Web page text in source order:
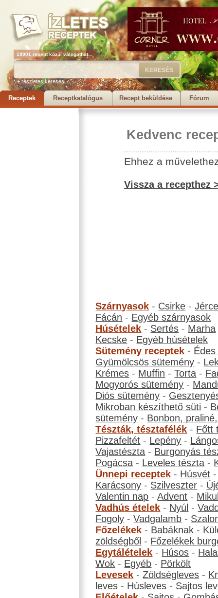
19901 recept közül válogathat...
+ részletes keresés...
Receptek Receptkatalógus Recept beküldése Fórum
Kedvenc
Ehhez a
Vissza a recepthez
Szárnyasok - Csirke -
Fácán - Egyéb szárnyasok
Húsételek - Sertés - Marha
Kecske - Egyéb húsételek
Sütemény receptek -
Gyümölcsös sütemény -
Krémes - Muffin -Torta -
Mogyorós sütemény -
Diós sütemény -
Mikroban készíthető süti -
sütemény - Bonbon,
Tészták, tésztafélék - Főtt
Pizzafeltét - Lepény -
Vajastészta - Burgonyás
Pogácsa - Leveles tészta -
Ünnepi receptek - Húsvét
Karácsony - Szilveszter -
Valentin nap -Advent -
Vadhús ételek - Nyúl -
Fogoly -Vadgalamb -
Főzelékek - Babáknak -
zöldségből - Főzelékek
Egytálételek - Húsos -
Wok - Egyéb - Pörkölt
Levesek -Zöldségleves -
leves - Húsleves - Sajtos